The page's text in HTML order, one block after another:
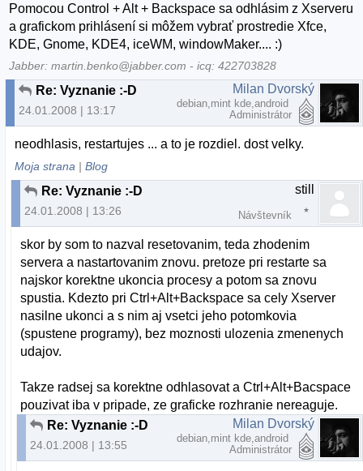
Pomocou Control + Alt + Backspace sa odhlásim z Xserveru
a grafickom prihlásení si môžem vybrať prostredie Xfce,
KDE, Gnome, KDE4, iceWM, windowMaker.... :)
Jabber: martin.benko@jabber.com - icq: 422703828
Re: Vyznanie :-D
24.01.2008 | 13:17
Milan Dvorský
debian,mint kde,android
Administrátor
neodhlasis, restartujes ... a to je rozdiel. dost velky.
Moja strana |Blog
Re: Vyznanie :-D
24.01.2008 | 13:26
still
Návštevník
skor by som to nazval resetovanim, teda zhodenim
servera a nastartovanim znovu. pretoze pri restarte sa
najskor korektne ukoncia procesy a potom sa znovu
spustia. Kdezto pri Ctrl+Alt+Backspace sa cely Xserver
nasilne ukonci a s nim aj vsetci jeho potomkovia
(spustene programy), bez moznosti ulozenia zmenenych
udajov.
Takze radsej sa korektne odhlasovat a Ctrl+Alt+Bacspace
pouzivat iba v pripade, ze graficke rozhranie nereaguje.
Re: Vyznanie :-D
24.01.2008 | 13:55
Milan Dvorský
debian,mint kde,android
Administrátor